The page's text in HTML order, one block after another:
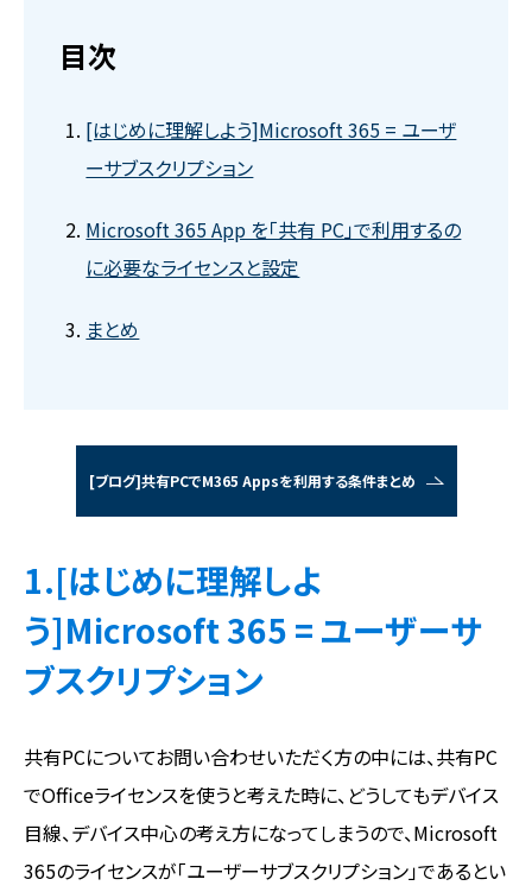
目次
[はじめに理解しよう]Microsoft 365 = ユーザ
ーサブスクリプション
Microsoft 365 App を「共有 PC」で利用するの
に必要なライセンスと設定
まとめ
[ブログ]共有PCでM365 Appsを利用する条件まとめ
1.[はじめに理解しよ
う]Microsoft 365 = ユーザーサ
ブスクリプション
共有PCについてお問い合わせいただく方の中には、共有PC
でOfficeライセンスを使うと考えた時に、どうしてもデバイス
目線、デバイス中心の考え方になってしまうので、Microsoft
365のライセンスが「ユーザーサブスクリプション」であるとい